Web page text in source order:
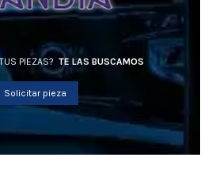
PIEZAS? TE LAS BUSCAMOS
Solicitar pieza